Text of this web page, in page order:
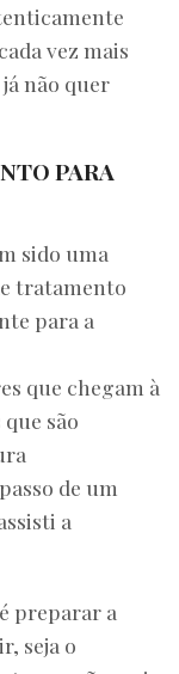
vez mais
não quer
PARA
sido uma
tratamento
para a
que chegam à
são
de um
a
preparar a
seja o